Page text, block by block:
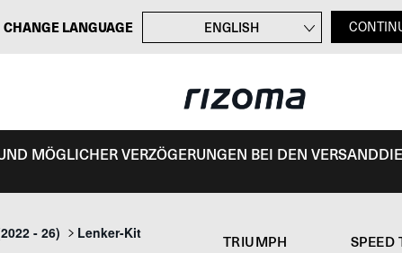
CHANGE LANGUAGE
ENGLISH
ITALIANO
MÖGLICHER VERZÖGERUNGEN BEI DEN
- 26)
Lenker-Kit
TRIUMPH SPEED